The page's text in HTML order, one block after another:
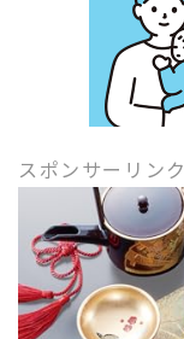
スポンサーリンク